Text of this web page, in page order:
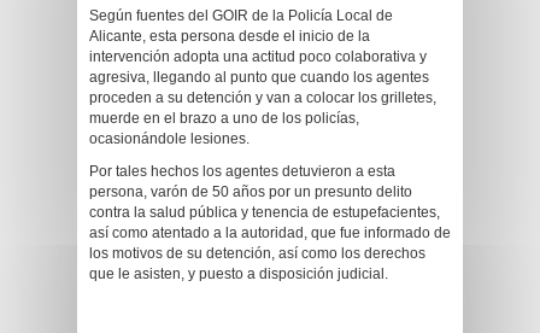
Según fuentes del GOIR de la Policía Local de
Alicante, esta persona desde el inicio de la
intervención adopta una actitud poco colaborativa y
agresiva, llegando al punto que cuando los agentes
proceden a su detención y van a colocar los grilletes,
muerde en el brazo a uno de los policías,
ocasionándole lesiones.
Por tales hechos los agentes detuvieron a esta
persona, varón de 50 años por un presunto delito
contra la salud pública y tenencia de estupefacientes,
así como atentado a la autoridad, que fue informado de
los motivos de su detención, así como los derechos
que le asisten, y puesto a disposición judicial.